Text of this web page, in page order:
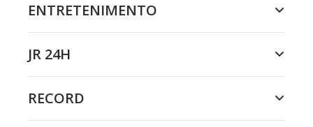
ENTRETENIMENTO
JR 24H
RECORD